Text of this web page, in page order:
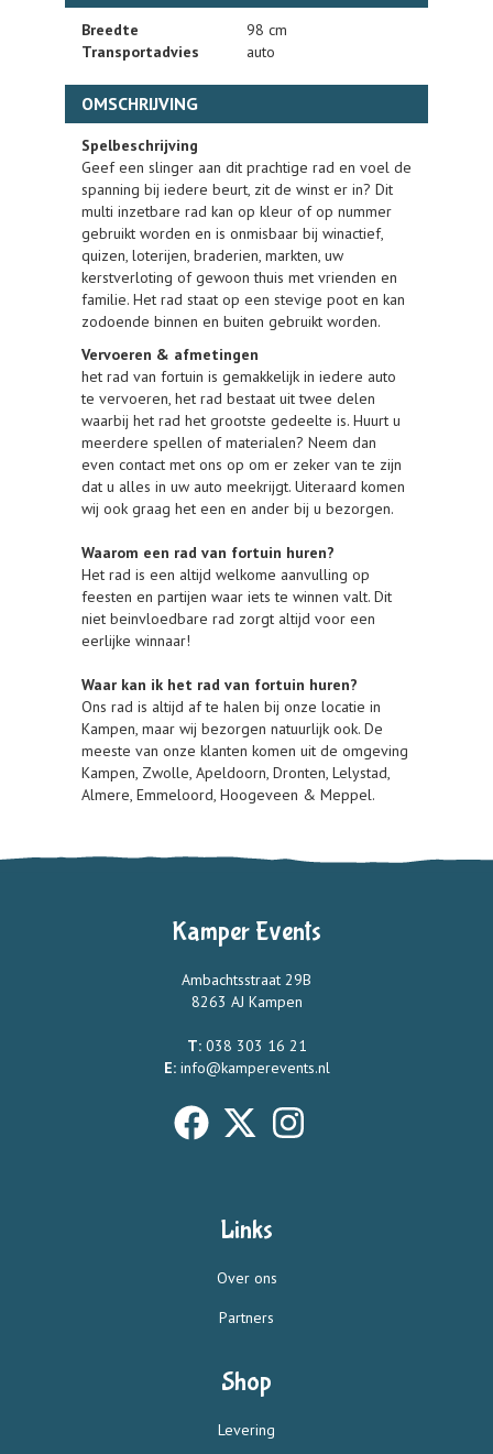
Breedte
98 cm
Transportadvies
auto
OMSCHRIJVING
Spelbeschrijving
Geef een slinger aan dit prachtige rad en voel de
spanning bij iedere beurt, zit de winst er in? Dit
multi inzetbare rad kan op kleur of op nummer
gebruikt worden en is onmisbaar bij winactief,
quizen, loterijen, braderien, markten, uw
kerstverloting of gewoon thuis met vrienden en
familie. Het rad staat op een stevige poot en kan
zodoende binnen en buiten gebruikt worden.
Vervoeren & afmetingen
het rad van fortuin is gemakkelijk in iedere auto
te vervoeren, het rad bestaat uit twee delen
waarbij het rad het grootste gedeelte is. Huurt u
meerdere spellen of materialen? Neem dan
even contact met ons op om er zeker van te zijn
dat u alles in uw auto meekrijgt. Uiteraard komen
wij ook graag het een en ander bij u bezorgen.
Waarom een rad van fortuin huren?
Het rad is een altijd welkome aanvulling op
feesten en partijen waar iets te winnen valt. Dit
niet beinvloedbare rad zorgt altijd voor een
eerlijke winnaar!
Waar kan ik het rad van fortuin huren?
Ons rad is altijd af te halen bij onze locatie in
Kampen, maar wij bezorgen natuurlijk ook. De
meeste van onze klanten komen uit de omgeving
Kampen, Zwolle, Apeldoorn, Dronten, Lelystad,
Almere, Emmeloord, Hoogeveen & Meppel.
Kamper Events
Ambachtsstraat 29B
8263 AJ Kampen
T: 038 303 16 21
E: info@kamperevents.nl
Links
Over ons
Partners
Shop
Levering